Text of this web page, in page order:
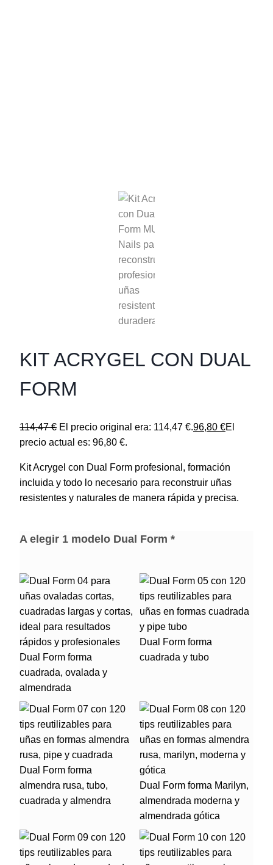
KIT ACRYGEL CON DUAL
FORM
114,47€ El precio original era: 114,47 €.96,80 €El
precio actual es: 96,80 €.
Kit Acrygel con Dual Form profesional, formación
incluida y todo lo necesario para reconstruir uñas
resistentes y naturales de manera rápida y precisa.
A elegir 1 modelo Dual Form *
Dual Form forma
cuadrada, ovalada y
almendrada
Dual Form forma
cuadrada y tubo
Dual Form forma
almendra rusa, tubo,
cuadrada y almendra
Dual Form forma Marilyn,
almendrada moderna y
almendrada gótica